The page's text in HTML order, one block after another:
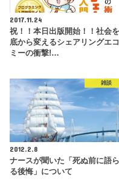
2017.11.24
祝！！本日出版開始！！社会
底から変えるシェアリングエ
ミーの衝撃!…
雑談
2012.2.8
ナースが聞いた「死ぬ前に語
る後悔」について